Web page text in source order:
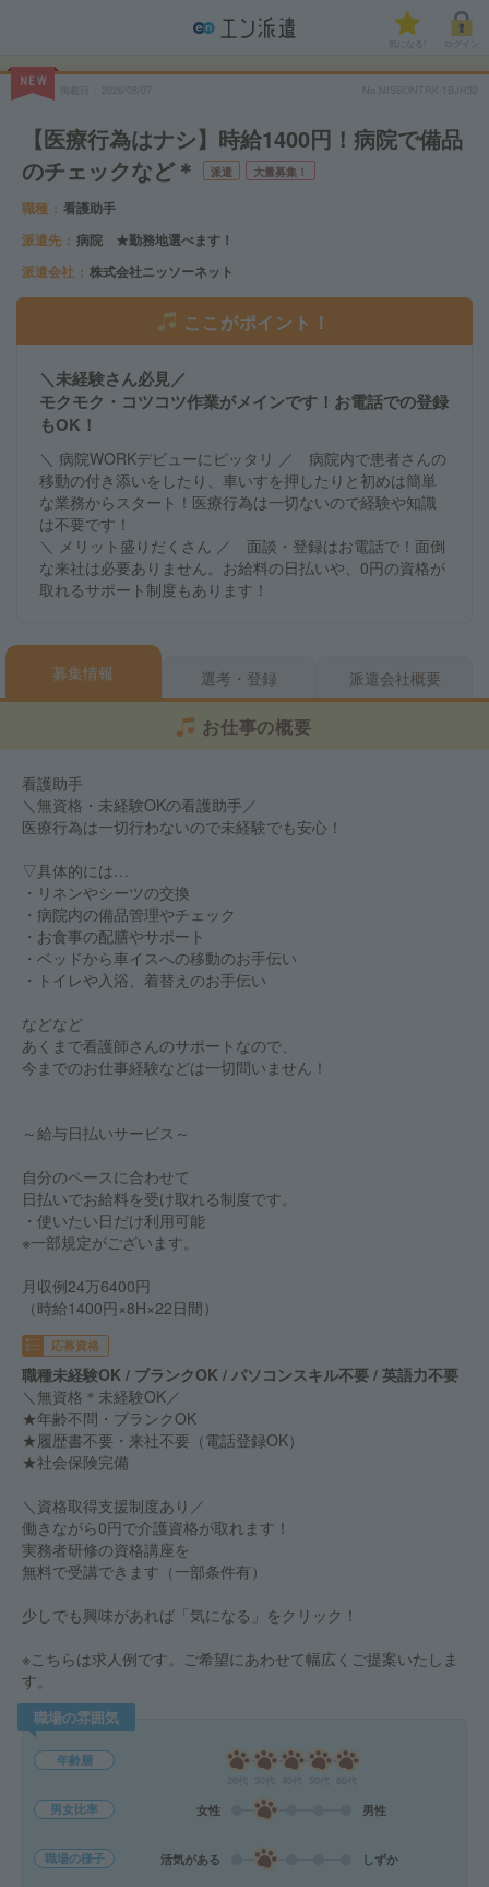
気になる!
NEW
No.NISSONTRK-1BJH32
【医療行為はナシ】時給1400円！病院で備品
のチェックなど＊
派遣 大量募集！
職種
看護助手
派遣先
病院 ★勤務地選べます！
派遣会社
株式会社ニッソーネット
ここがポイント！
＼未経験さん必見／
モクモク・コツコツ作業がメインです！お電話での登録
もOK！
＼ 病院WORKデビューにピッタリ ／ 病院内で患者さんの
移動の付き添いをしたり、車いすを押したりと初めは簡単
な業務からスタート！医療行為は一切ないので経験や知識
は不要です！
＼ メリット盛りだくさん ／ 面談・登録はお電話で！面倒
な来社は必要ありません。お給料の日払いや、0円の資格が
取れるサポート制度もあります！
募集情報 選考・登録 派遣会社概要
お仕事の概要
看護助手
＼無資格・未経験OKの看護助手／
医療行為は一切行わないので未経験でも安心！
▽具体的には…
・リネンやシーツの交換
・病院内の備品管理やチェック
・お食事の配膳やサポート
・ベッドから車イスへの移動のお手伝い
・トイレや入浴、着替えのお手伝い
などなど
あくまで看護師さんのサポートなので、
今までのお仕事経験などは一切問いません！
～給与日払いサービス～
自分のペースに合わせて
日払いでお給料を受け取れる制度です。
・使いたい日だけ利用可能
※一部規定がございます。
月収例24万6400円
（時給1400円×8H×22日間）
応募資格
職種未経験OK / ブランクOK / パソコンスキル不要 / 英語力不要
＼無資格＊未経験OK／
★年齢不問・ブランクOK
★履歴書不要・来社不要（電話登録OK）
★社会保険完備
＼資格取得支援制度あり／
働きながら0円で介護資格が取れます！
実務者研修の資格講座を
無料で受講できます（一部条件有）
少しでも興味があれば「気になる」をクリック！
※こちらは求人例です。ご希望にあわせて幅広くご提案いたしま
す。
職場の雰囲気
年齢層
男女比率 女性 男性
職場の様子 活気がある しずか